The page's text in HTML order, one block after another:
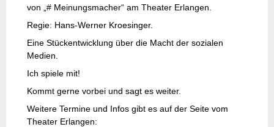
von „# Meinungsmacher“ am Theater Erlangen.
Regie: Hans-Werner Kroesinger.
Eine Stückentwicklung über die Macht der sozialen
Medien.
Ich spiele mit!
Kommt gerne vorbei und sagt es weiter.
Weitere Termine und Infos gibt es auf der Seite vom
Theater Erlangen: